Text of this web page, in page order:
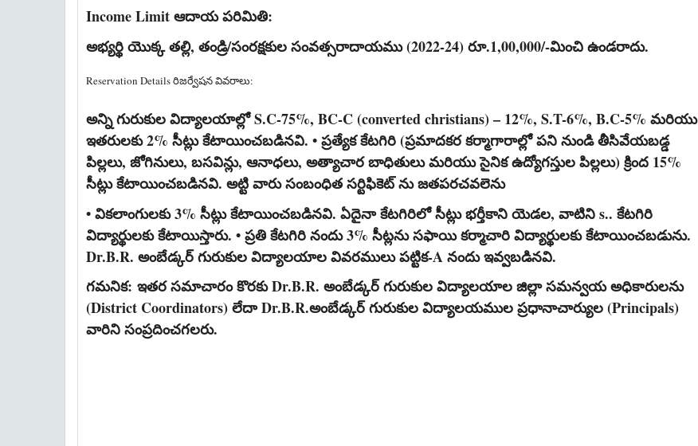
Income Limit ఆదాయ పరిమితి:
అభ్యర్థి యొక్క తల్లి, తండ్రి/సంరక్షకుల సంవత్సరాదాయము (2022-24) రూ.1,00,000/-మించి ఉండరాదు.
Reservation Details రిజర్వేషన వివరాలు:
అన్ని గురుకుల విద్యాలయాల్లో S.C-75%, BC-C (converted christians) – 12%, S.T-6%, B.C-5% మరియు
ఇతరులకు 2% సీట్లు కేటాయించబడినవి. • ప్రత్యేక కేటగిరి (ప్రమాదకర కర్మాగారాల్లో పని నుండి తీసివేయబడ్డ
పిల్లలు, జోగినులు, బసవిన్లు, ఆనాధలు, అత్యాచార బాధితులు మరియు సైనిక ఉద్యోగస్తుల పిల్లలు) క్రింద 15%
సీట్లు కేటాయించబడినవి. అట్టి వారు సంబంధిత సర్టిఫికెట్ ను జతపరచవలెను
• వికలాంగులకు 3% సీట్లు కేటాయించబడినవి. ఏదైనా కేటగిరిలో సీట్లు భర్తీకాని యెడల, వాటిని s.. కేటగిరి
విద్యార్థులకు కేటాయిస్తారు. • ప్రతి కేటగిరి నందు 3% సీట్లను సఫాయి కర్మాచారి విద్యార్థులకు కేటాయించబడును.
Dr.B.R. అంబేడ్కర్ గురుకుల విద్యాలయాల వివరములు పట్టిక-A నందు ఇవ్వబడినవి.
గమనిక: ఇతర సమాచారం కొరకు Dr.B.R. అంబేడ్కర్ గురుకుల విద్యాలయాల జిల్లా సమన్వయ అధికారులను
(District Coordinators) లేదా Dr.B.R.అంబేడ్కర్ గురుకుల విద్యాలయముల ప్రధానాచార్యుల (Principals)
వారిని సంప్రదించగలరు.